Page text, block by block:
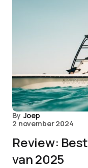
By Joep
2 november 2024
Review:
van 2025